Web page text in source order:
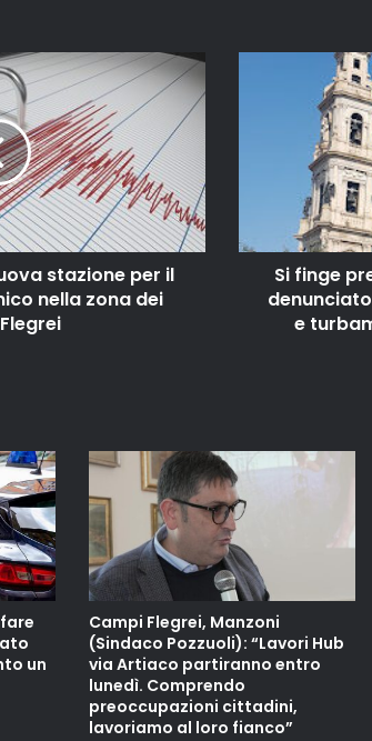
stazione per il
nella zona dei
Si finge
e
un
Campi Flegrei, Manzoni
(Sindaco Pozzuoli): “Lavori Hub
via Artiaco partiranno entro
lunedì. Comprendo
preoccupazioni cittadini,
lavoriamo al loro fianco”